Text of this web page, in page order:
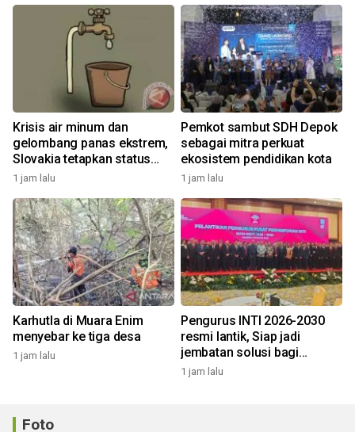
Krisis air minum dan
gelombang panas ekstrem,
Slovakia tetapkan status
darurat
1 jam lalu
Pemkot sambut SDH Depok
sebagai mitra perkuat
ekosistem pendidikan kota
1 jam lalu
Karhutla di Muara Enim
menyebar ke tiga desa
1 jam lalu
Pengurus INTI 2026-2030
resmi lantik, Siap jadi
jembatan solusi bagi
persoalan bangsa
1 jam lalu
Foto